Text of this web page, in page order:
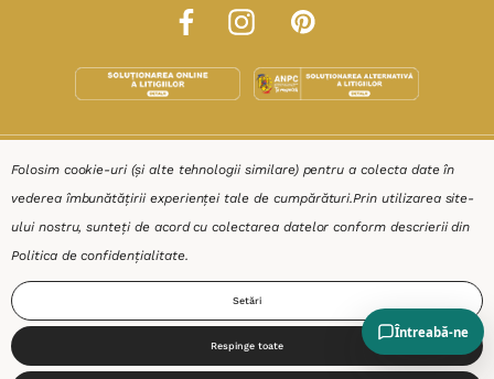
SHOP
RESURSE
AJUTOR
DESPRE
Folosim cookie-uri (și alte tehnologii similare) pentru a colecta date în
vederea îmbunătățirii experienței tale de cumpărături.Prin utilizarea site-
ului nostru, sunteți de acord cu colectarea datelor conform descrierii din
Politica de confidențialitate.
Setări
Respinge toate